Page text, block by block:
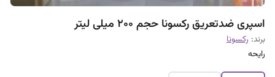
اسپری ضدتعریق رکسونا حجم 200 میلی لیتر
برند: رکسونا
رایحه